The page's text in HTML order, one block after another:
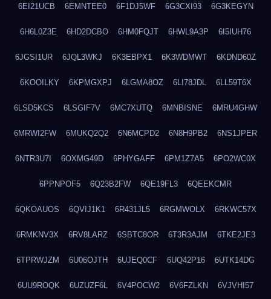
6EI21UCB 6EMNTEE0 6F1DJ5WF 6G3CXI93 6G3KEGYN
6H6L0Z3E 6HD2DCBO 6HM0FQJT 6HWL9A3P 6I5IUH76
6JGSI1UR 6JQL3WKJ 6K3EBPX1 6K3WDMWT 6KDND60Z
6KOOILKY 6KPMGXPJ 6LGMA8OZ 6LI78JDL 6LL59T6X
6LSD5KCS 6LSGIF7V 6MC7XUTQ 6MNBISNE 6MRU4GHW
6MRWI2FW 6MUKQ2Q2 6N6MCPD2 6N8H9PB2 6NS1JPER
6NTR3U7I 6OXMG49D 6PHYGAFF 6PM1Z7A5 6PO2WC0X
6PPNPOF5 6Q23B2FW 6QE19FL3 6QEEKCMR
6QKOAUOS 6QVIJ1K1 6R431JL5 6RGMWOLX 6RKWC57X
6RMKNV3X 6RV8LARZ 6SBTC8OR 6T3R3AJM 6TKE2JE3
6TPRWJZM 6U06OJTH 6UJEQ0CF 6UQ42P16 6UTK14DG
6UU9ROQK 6UZUZF6L 6V4POCW2 6V6FZLKN 6VJVHI57